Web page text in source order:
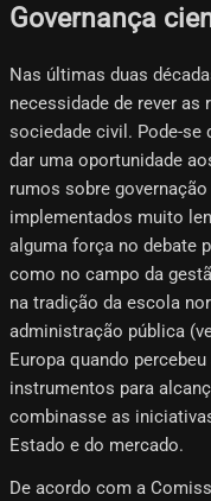
Governança
Nas últimas duas
necessidade de rever
sociedade civil. Pode-se
dar uma oportunidade
rumos sobre
implementados muito
alguma força no debate
como no campo da
na tradição da escola
administração pública
Europa quando
instrumentos para
combinasse as
Estado e do mercado.
De acordo com a